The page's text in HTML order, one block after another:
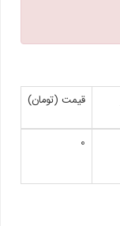
قیمت (تومان)
0